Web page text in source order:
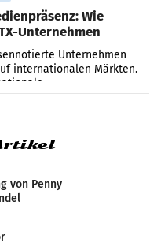
Wie
Unternehmen
Unternehmen
internationalen Märkten.
untersucht die
von Penny